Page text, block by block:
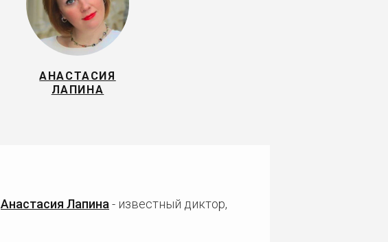
АНАСТАСИЯ
ЛАПИНА
Анастасия Лапина - известный диктор,